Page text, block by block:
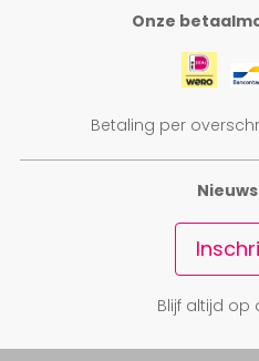
Onze
Betaling per
Blijf altijd op